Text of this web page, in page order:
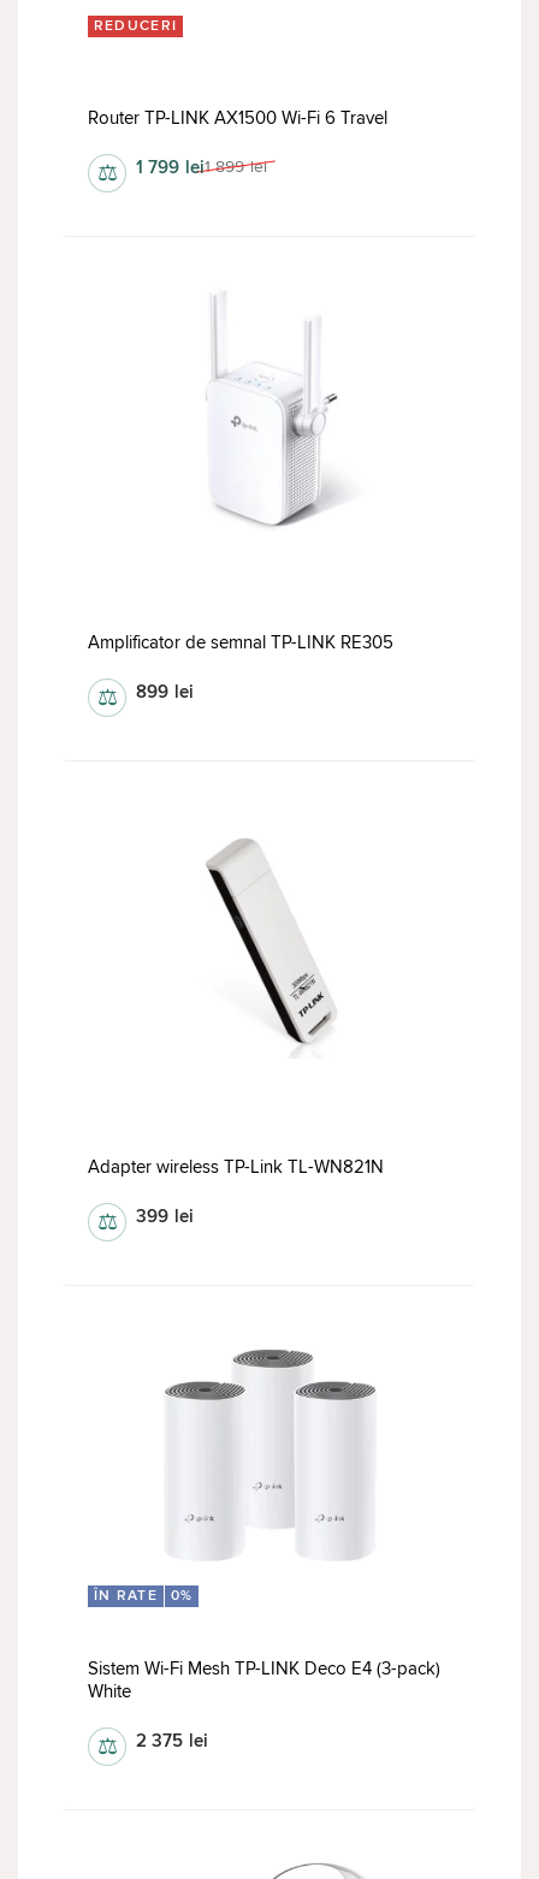
REDUCERI
Router TP-LINK AX1500 Wi-Fi 6 Travel
1 899 lei
1 799 lei
⚖
Amplificator de semnal TP-LINK RE305
899 lei
⚖
Adapter wireless TP-Link TL-WN821N
399 lei
⚖
ÎN RATE 0%
Sistem Wi-Fi Mesh TP-LINK Deco E4 (3-pack)
White
2 375 lei
⚖